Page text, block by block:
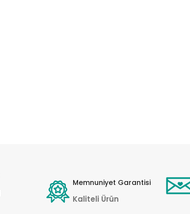
Memnuniyet Garantisi
Kaliteli Ürün